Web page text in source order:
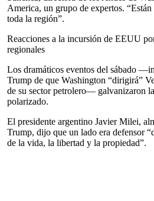
America, un grupo de expertos. “Están
toda la región”.
Reacciones a la incursión de EEUU
regionales
Los dramáticos eventos del sábado
Trump de que Washington “dirigirá”
de su sector petrolero— galvanizaron
polarizado.
El presidente argentino Javier Milei,
Trump, dijo que un lado era defensor
de la vida, la libertad y la propiedad”.